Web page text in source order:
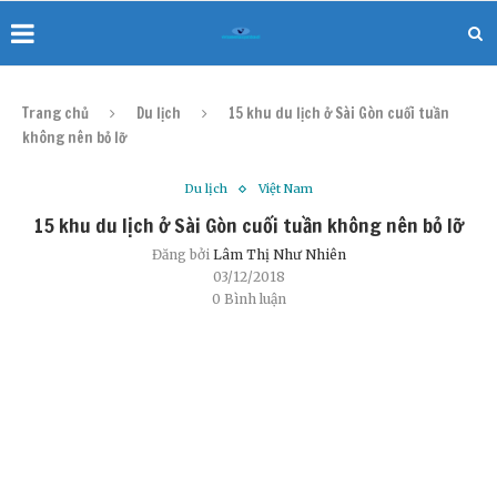
Trang chủ Du lịch
15 khu du lịch ở Sài Gòn cuối tuần
không nên bỏ lỡ
Du lịch Việt Nam
15 khu du lịch ở Sài Gòn cuối tuần không nên bỏ lỡ
Đăng bởi Lâm Thị Như Nhiên
03/12/2018
0 Bình luận